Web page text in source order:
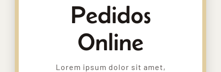
Pedidos
Online
Lorem ipsum dolor sit amet,